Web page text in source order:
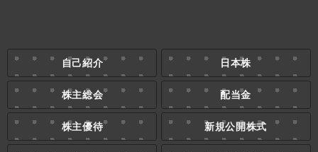
自己紹介 日本株
株主総会 配当金
株主優待 新規公開株式